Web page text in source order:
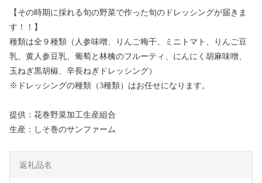
【その時期に採れる旬の野菜で作った旬のドレッシングが届きま
す！！】
種類は全９種類（人参味噌、りんご梅干、ミニトマト、りんご豆
乳、黄人参豆乳、葡萄と林檎のフルーティ、にんにく胡麻味噌、
玉ねぎ黒胡椒、辛長ねぎドレッシング）
※ドレッシングの種類（3種類）はお任せになります。
提供：花巻野菜加工生産組合
生産：しそ巻のサンファーム
返礼品名